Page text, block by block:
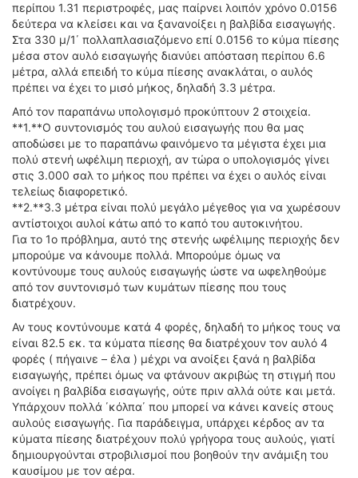
περίπου 1.31 περιστροφές, μας παίρνει λοιπόν χρόνο 0.0156
δεύτερα να κλείσει και να ξανανοίξει η βαλβίδα εισαγωγής.
Στα 330 μ/1΄ πολλαπλασιαζόμενο επί 0.0156 το κύμα πίεσης
μέσα στον αυλό εισαγωγής διανύει απόσταση περίπου 6.6
μέτρα, αλλά επειδή το κύμα πίεσης ανακλάται, ο αυλός
πρέπει να έχει το μισό μήκος, δηλαδή 3.3 μέτρα.
Από τον παραπάνω υπολογισμό προκύπτουν 2 στοιχεία.
**1.**Ο συντονισμός του αυλού εισαγωγής που θα μας
αποδώσει με το παραπάνω φαινόμενο τα μέγιστα έχει μια
πολύ στενή ωφέλιμη περιοχή, αν τώρα ο υπολογισμός γίνει
στις 3.000 σαλ το μήκος που πρέπει να έχει ο αυλός είναι
τελείως διαφορετικό.
**2.**3.3 μέτρα είναι πολύ μεγάλο μέγεθος για να χωρέσουν
αντίστοιχοι αυλοί κάτω από το καπό του αυτοκινήτου.
Για το 1ο πρόβλημα, αυτό της στενής ωφέλιμης περιοχής δεν
μπορούμε να κάνουμε πολλά. Μπορούμε όμως να
κοντύνουμε τους αυλούς εισαγωγής ώστε να ωφεληθούμε
από τον συντονισμό των κυμάτων πίεσης που τους
διατρέχουν.
Αν τους κοντύνουμε κατά 4 φορές, δηλαδή το μήκος τους να
είναι 82.5 εκ. τα κύματα πίεσης θα διατρέχουν τον αυλό 4
φορές ( πήγαινε – έλα ) μέχρι να ανοίξει ξανά η βαλβίδα
εισαγωγής, πρέπει όμως να φτάνουν ακριβώς τη στιγμή που
ανοίγει η βαλβίδα εισαγωγής, ούτε πριν αλλά ούτε και μετά.
Υπάρχουν πολλά ΄κόλπα΄ που μπορεί να κάνει κανείς στους
αυλούς εισαγωγής. Για παράδειγμα, υπάρχει κέρδος αν τα
κύματα πίεσης διατρέχουν πολύ γρήγορα τους αυλούς, γιατί
δημιουργούνται στροβιλισμοί που βοηθούν την ανάμιξη του
καυσίμου με τον αέρα.